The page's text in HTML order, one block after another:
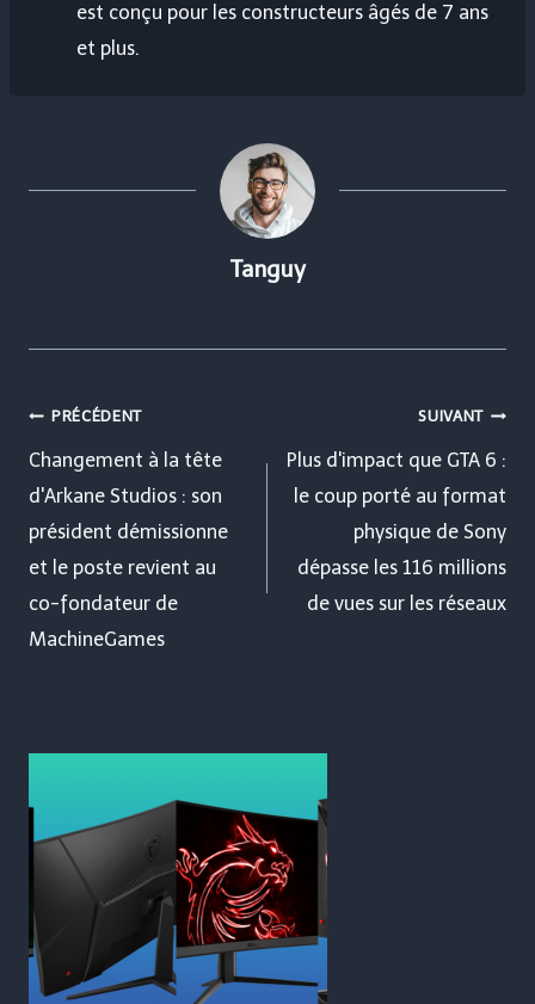
est conçu pour les constructeurs âgés de 7 ans
et plus.
Tanguy
Navigation
de
l’article
PRÉCÉDENT
Changement à la tête
d'Arkane Studios : son
président démissionne
et le poste revient au
co-fondateur de
MachineGames
SUIVANT
Plus d'impact que GTA 6 :
le coup porté au format
physique de Sony
dépasse les 116 millions
de vues sur les réseaux